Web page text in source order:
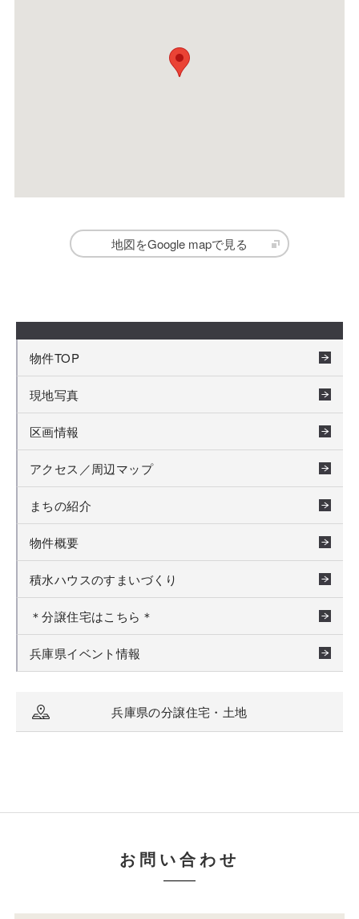
地図をGoogle mapで見る
物件TOP
現地写真
区画情報
アクセス／周辺マップ
まちの紹介
物件概要
積水ハウスのすまいづくり
＊分譲住宅はこちら＊
兵庫県イベント情報
兵庫県の分譲住宅・土地
お問い合わせ